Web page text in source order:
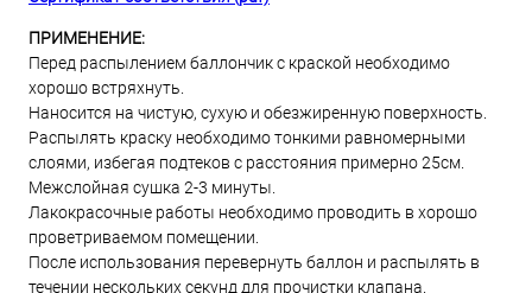
ПРИМЕНЕНИЕ:
Перед распылением баллончик с краской необходимо
хорошо встряхнуть.
Наносится на чистую, сухую и обезжиренную поверхность.
Распылять краску необходимо тонкими равномерными
слоями, избегая подтеков с расстояния примерно 25см.
Межслойная сушка 2-3 минуты.
Лакокрасочные работы необходимо проводить в хорошо
проветриваемом помещении.
После использования перевернуть баллон и распылять в
течении нескольких секунд для прочистки клапана.